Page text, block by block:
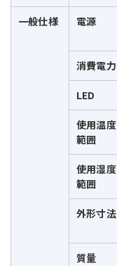
一般仕様 電源
消費電力
LED
使用温度
範囲
使用湿度
範囲
外形寸法
質量